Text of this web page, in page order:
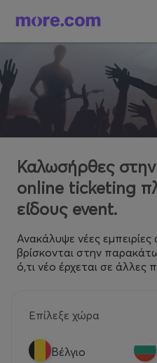
Καλωσήρθες
online ticketing
είδους event.
Ανακάλυψε νέες
βρίσκονται στην
ό,τι νέο έρχεται σε άλλες
Επίλεξε χώρα
Βέλγιο